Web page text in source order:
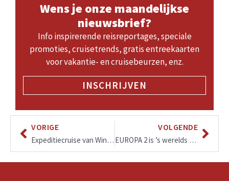
Wens je onze maandelijkse
nieuwsbrief?
Info inspirerende reisreportages, speciale
promoties, cruisetrends, gratis entreekaarten
voor vakantie- en cruisebeurzen, enz.
INSCHRIJVEN
VORIGE
Expeditiecruise van Windsor (Detroit) tot Milwaukee (Chicago)
VOLGENDE
EUROPA 2 is ’s werelds beste cruiseschip volgens de Berlitz Cruise Guide